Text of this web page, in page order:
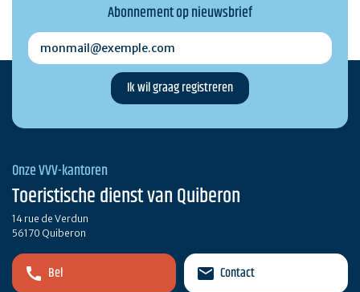
Abonnement op nieuwsbrief
monmail@exemple.com
Onze VVV-kantoren
Toeristische dienst van Quiberon
14 rue de Verdun
56170 Quiberon
Bel Contact